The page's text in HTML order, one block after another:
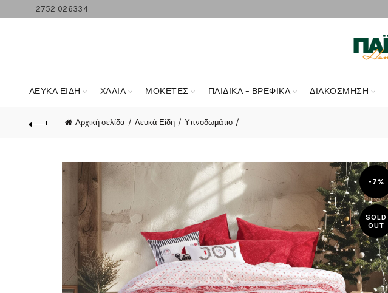
2752 026334
ΛΕΥΚΆ ΕΊΔΗ ΧΑΛΙΑ ΜΟΚΕΤΕΣ ΠΑΙΔΙΚΑ – ΒΡΕΦΙΚΑ ΔΙΑΚΌΣΜΗΣΗ
Αρχική σελίδα Λευκά Είδη Υπνοδωμάτιο
-7%
SOLD
OUT